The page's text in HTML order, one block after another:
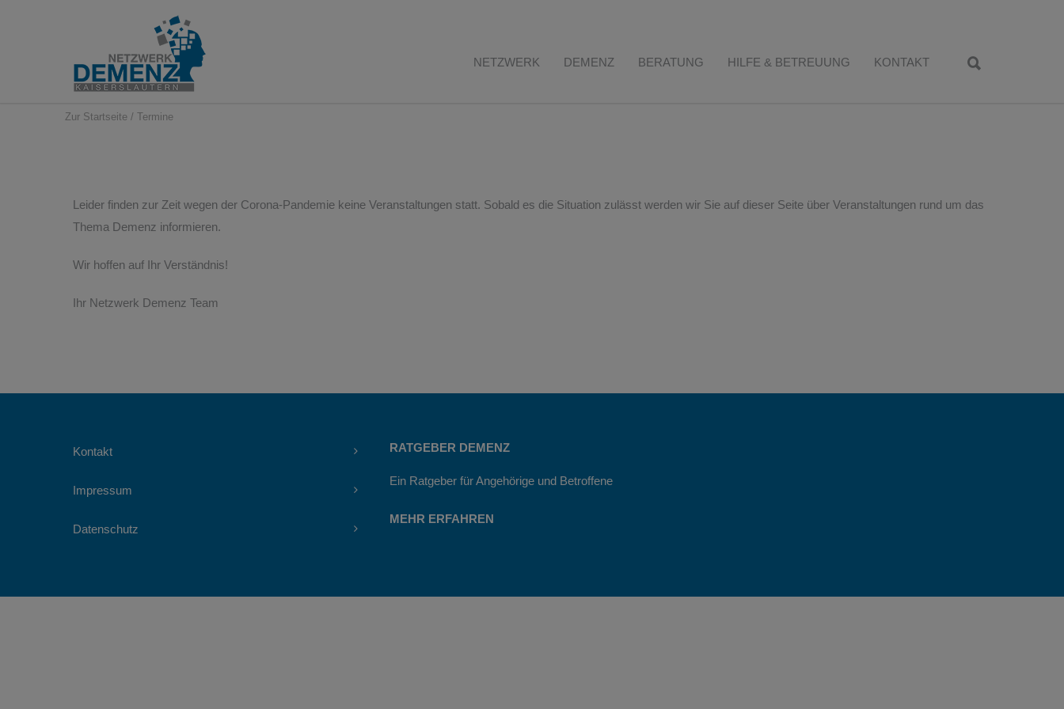
NETZWERK DEMENZ BERATUNG HILFE & BETREUUNG KONTAKT
Zur Startseite / Termine
Leider finden zur Zeit wegen der Corona-Pandemie keine Veranstaltungen statt. Sobald es die Situation zulässt werden wir Sie auf dieser Seite über Veranstaltungen rund um das
Thema Demenz informieren.
Wir hoffen auf Ihr Verständnis!
Ihr Netzwerk Demenz Team
Kontakt
Impressum
Datenschutz
RATGEBER DEMENZ
Ein Ratgeber für Angehörige und Betroffene
MEHR ERFAHREN